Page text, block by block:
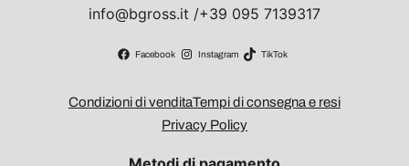
info@bgross.it /+39 095 7139317
Facebook Instagram TikTok
Condizioni di venditaTempi di consegna e resi
Privacy Policy